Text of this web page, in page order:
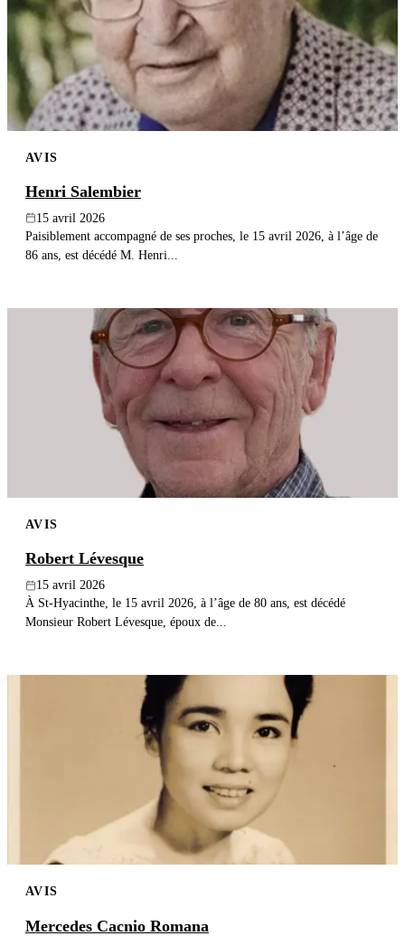
AVIS
Henri Salembier
15 avril 2026
Paisiblement accompagné de ses proches, le 15 avril 2026, à l’âge de
86 ans, est décédé M. Henri...
AVIS
Robert Lévesque
15 avril 2026
À St-Hyacinthe, le 15 avril 2026, à l’âge de 80 ans, est décédé
Monsieur Robert Lévesque, époux de...
AVIS
Mercedes Cacnio Romana